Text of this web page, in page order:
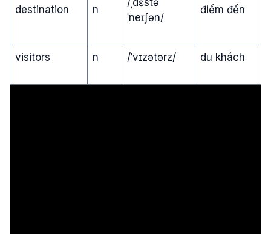
destination n
ˈneɪʃən/
điểm đến
visitors n /ˈvɪzətərz/ du khách